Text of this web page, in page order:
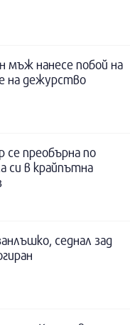
мъж нанесе побой на
на дежурство
преобърна по
си в крайпътна
седнал зад